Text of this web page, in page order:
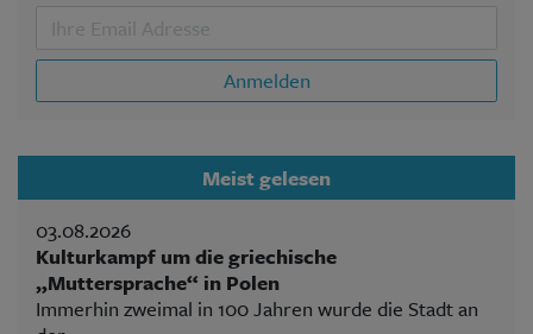
Anmelden
Meist gelesen
03.08.2026
Kulturkampf um die griechische
„Muttersprache“ in Polen
Immerhin zweimal in 100 Jahren wurde die Stadt an